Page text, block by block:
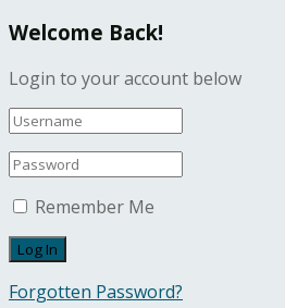
Welcome Back!
Login to your account below
Remember Me
Forgotten Password?